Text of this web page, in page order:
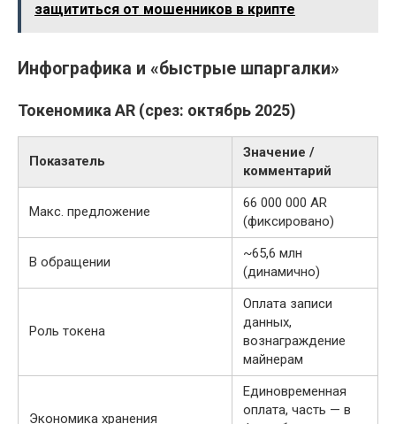
защититься от мошенников в крипте
Инфографика и «быстрые шпаргалки»
Токеномика AR (срез: октябрь 2025)
Показатель
Значение /
комментарий
Макс. предложение
66 000 000 AR
(фиксировано)
В обращении
~65,6 млн
(динамично)
Роль токена
Оплата записи
данных,
вознаграждение
майнерам
Экономика хранения
Единовременная
оплата, часть — в